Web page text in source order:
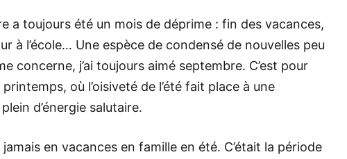
a toujours été un mois de déprime : fin des vacances,
à l’école… Une espèce de condensé de nouvelles peu
concerne, j’ai toujours aimé septembre. C’est pour
où l’oisiveté de l’été fait place à une
d’énergie salutaire.
en vacances en famille en été. C’était la période